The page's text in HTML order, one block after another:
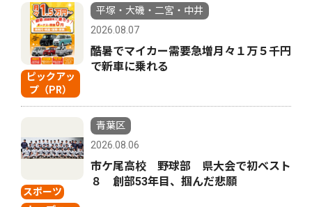
ピックアッ
プ（PR）
平塚・大磯・二宮・中井
2026.08.07
酷暑でマイカー需要急増月々１万５千円
で新車に乗れる
スポーツ
青葉区
2026.08.06
市ケ尾高校 野球部 県大会で初ベスト
８ 創部53年目、掴んだ悲願